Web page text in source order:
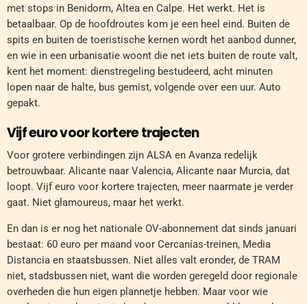
met stops in Benidorm, Altea en Calpe. Het werkt. Het is
betaalbaar. Op de hoofdroutes kom je een heel eind. Buiten de
spits en buiten de toeristische kernen wordt het aanbod dunner,
en wie in een urbanisatie woont die net iets buiten de route valt,
kent het moment: dienstregeling bestudeerd, acht minuten
lopen naar de halte, bus gemist, volgende over een uur. Auto
gepakt.
Vijf euro voor kortere trajecten
Voor grotere verbindingen zijn ALSA en Avanza redelijk
betrouwbaar. Alicante naar Valencia, Alicante naar Murcia, dat
loopt. Vijf euro voor kortere trajecten, meer naarmate je verder
gaat. Niet glamoureus, maar het werkt.
En dan is er nog het nationale OV-abonnement dat sinds januari
bestaat: 60 euro per maand voor Cercanías-treinen, Media
Distancia en staatsbussen. Niet alles valt eronder, de TRAM
niet, stadsbussen niet, want die worden geregeld door regionale
overheden die hun eigen plannetje hebben. Maar voor wie